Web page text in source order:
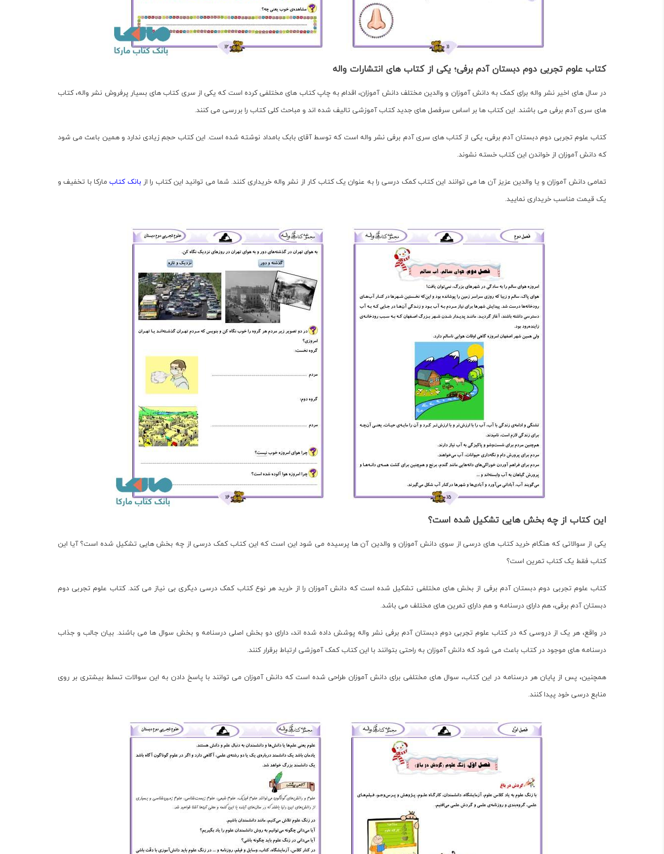
کتاب علوم تجربی دوم دبستان آدم برفی؛ یکی از کتاب های انتشارات واله
در سال های اخیر نشر واله برای کمک به دانش آموزان و والدین مختلف دانش آموزان، اقدام به چاپ کتاب های مختلفی کرده است که یکی از سری کتاب های بسیار پرفروش نشر واله، کتاب
های سری آدم برفی می باشند. این کتاب ها بر اساس سرفصل های جدید کتاب آموزشی تالیف شده اند و مباحث کلی کتاب را بررسی می کنند.
کتاب علوم تجربی دوم دبستان آدم برفی، یکی از کتاب های سری آدم برفی نشر واله است که توسط آقای بابک بامداد نوشته شده است. این کتاب حجم زیادی ندارد و همین باعث می شود
که دانش آموزان از خواندن این کتاب خسته نشوند.
تمامی دانش آموزان و یا والدین عزیز آن ها می توانند این کتاب کمک درسی را به عنوان یک کتاب کار از نشر واله خریداری کنند. شما می توانید این کتاب را از بانک کتابمارکا با تخفیف و
یک قیمت مناسب خریداری نمایید.
این کتاب از چه بخش هایی تشکیل شده است؟
یکی از سوالاتی که هنگام خرید کتاب های درسی از سوی دانش آموزان و والدین آن ها پرسیده می شود این است که این کتاب کمک درسی از چه بخش هایی تشکیل شده است؟ آیا این
کتاب فقط یک کتاب تمرین است؟
کتاب علوم تجربی دوم دبستان آدم برفی از بخش های مختلفی تشکیل شده است که دانش آموزان را از خرید هر نوع کتاب کمک درسی دیگری بی نیاز می کند. کتاب علوم تجربی دوم
دبستان آدم برفی، هم دارای درسنامه و هم دارای تمرین های مختلف می باشد.
در واقع، هر یک از دروسی که در کتاب علوم تجربی دوم دبستان آدم برفی نشر واله پوشش داده شده اند، دارای دو بخش اصلی درسنامه و بخش سوال ها می باشند. بیان جالب و جذاب
درسنامه های موجود در کتاب باعث می شود که دانش آموزان به راحتی بتوانند با این کتاب کمک آموزشی ارتباط برقرار کنند.
همچنین، پس از پایان هر درسنامه در این کتاب، سوال های مختلفی برای دانش آموزان طراحی شده است که دانش آموزان می توانند با پاسخ دادن به این سوالات تسلط بیشتری بر روی
منابع درسی خود پیدا کنند.